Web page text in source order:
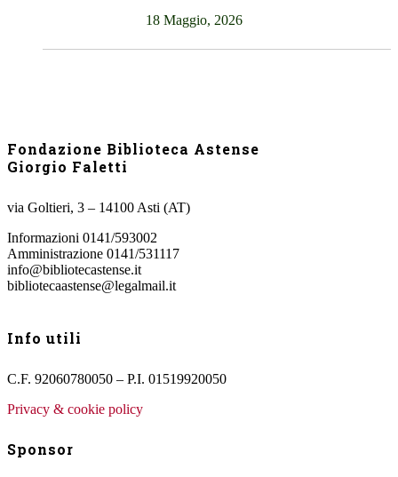
18 Maggio, 2026
Fondazione Biblioteca Astense
Giorgio Faletti
via Goltieri, 3 – 14100 Asti (AT)
Informazioni 0141/593002
Amministrazione 0141/531117
info@bibliotecastense.it
bibliotecaastense@legalmail.it
Info utili
C.F. 92060780050 – P.I. 01519920050
Privacy & cookie policy
Sponsor